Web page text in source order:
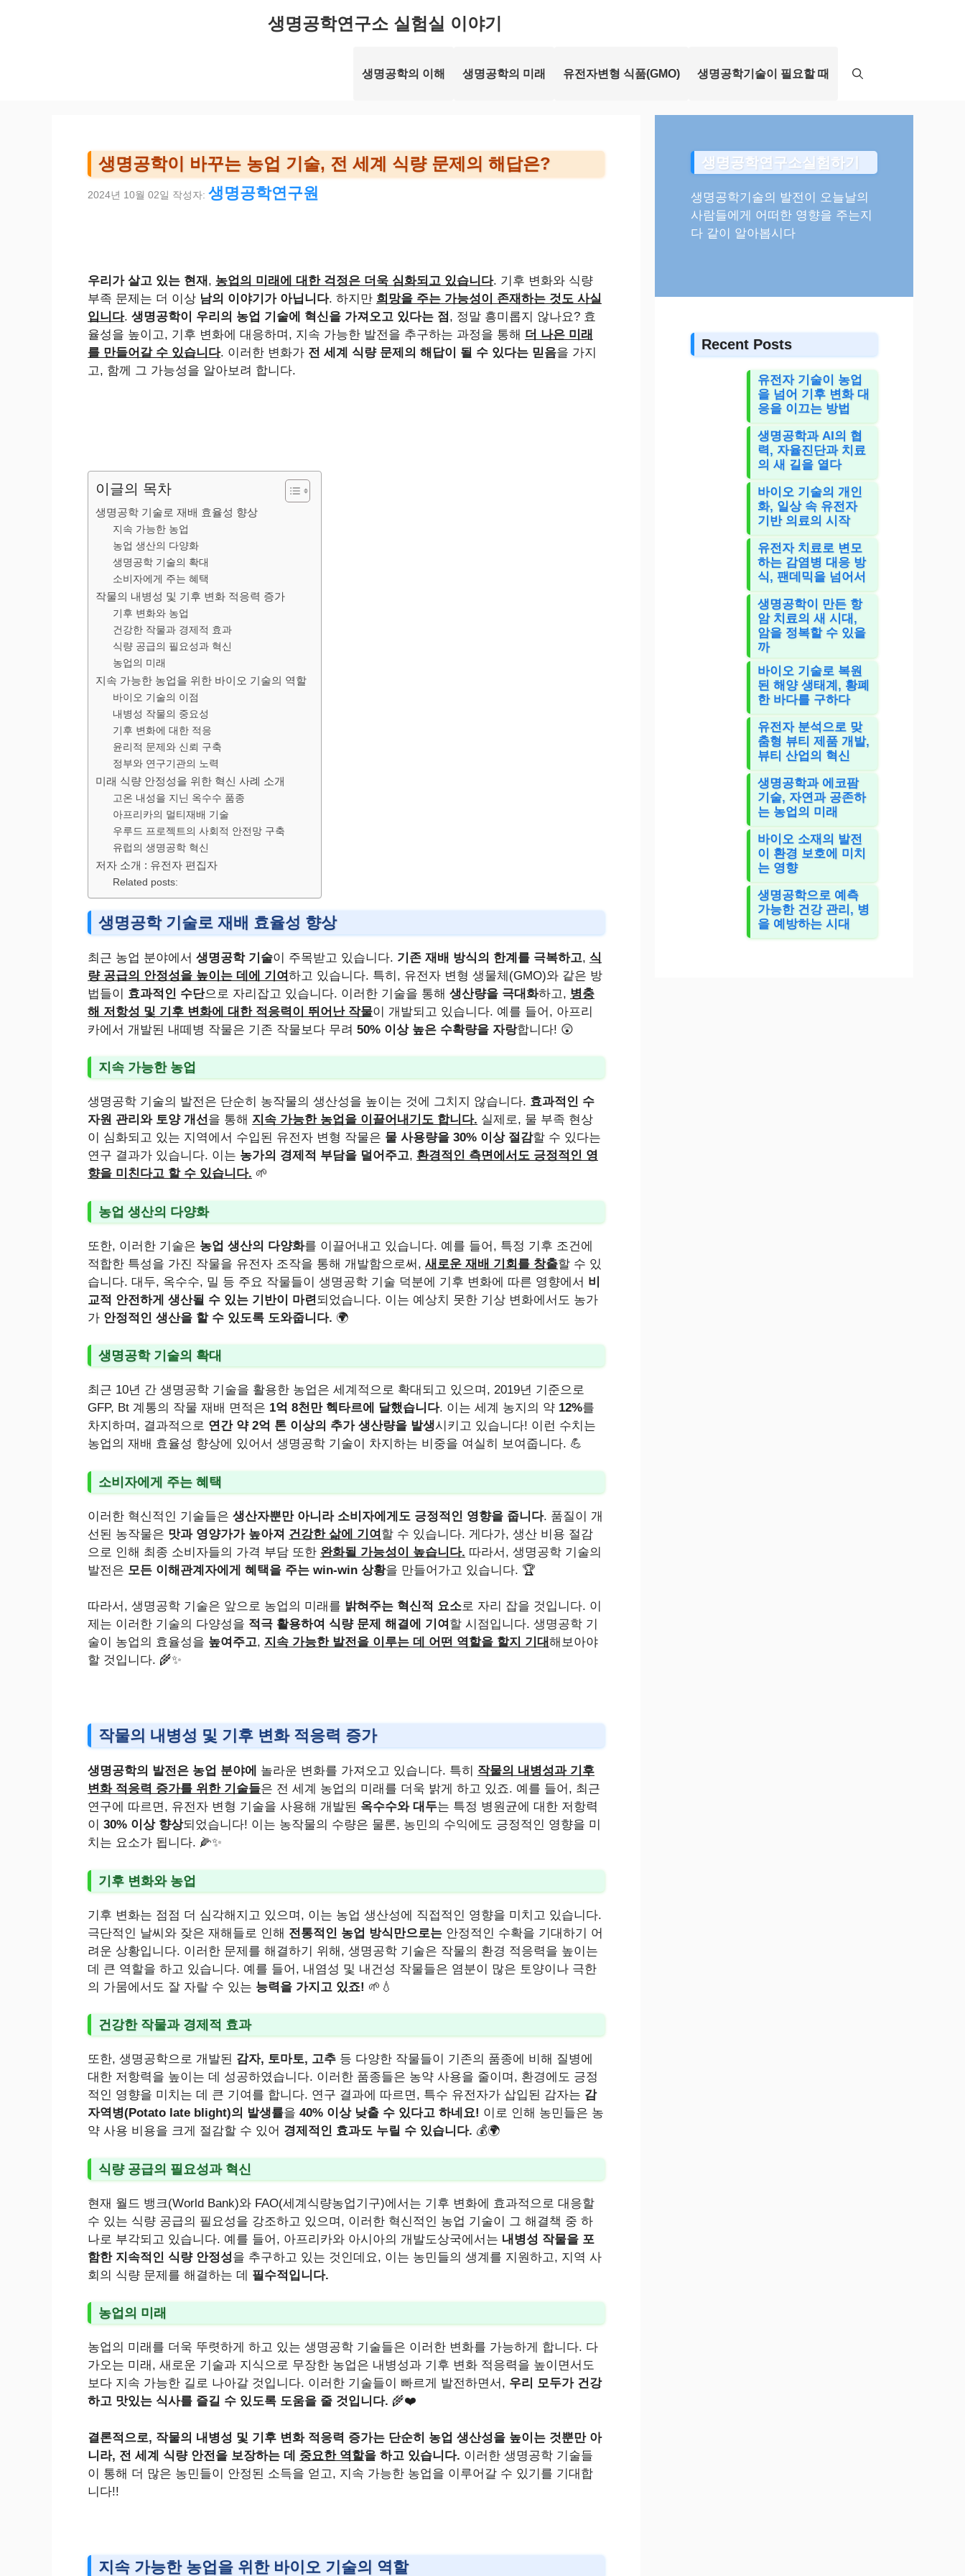
생명공학연구소 실험실 이야기
생명공학의 이해 생명공학의 미래 유전자변형 식품(GMO) 생명공학기술이 필요할 때
생명공학이 바꾸는 농업 기술, 전 세계 식량 문제의 해답은?
2024년 10월 02일 작성자: 생명공학연구원
우리가 살고 있는 현재 , 농업의 미래에 대한 걱정은 더욱 심화되고 있습니다. 기후 변화와 식량
부족 문제는 더 이상 남의 이야기가 아닙니다. 하지만 희망을 주는 가능성이 존재하는 것도 사실
입니다. 생명공학이 우리의 농업 기술에 혁신을 가져오고 있다는 점 , 정말 흥미롭지 않나요? 효
율성을 높이고, 기후 변화에 대응하며, 지속 가능한 발전을 추구하는 과정을 통해 더 나은 미래
를 만들어갈 수 있습니다. 이러한 변화가 전 세계 식량 문제의 해답이 될 수 있다는 믿음을 가지
고, 함께 그 가능성을 알아보려 합니다.
이글의 목차
생명공학 기술로 재배 효율성 향상
지속 가능한 농업
농업 생산의 다양화
생명공학 기술의 확대
소비자에게 주는 혜택
작물의 내병성 및 기후 변화 적응력 증가
기후 변화와 농업
건강한 작물과 경제적 효과
식량 공급의 필요성과 혁신
농업의 미래
지속 가능한 농업을 위한 바이오 기술의 역할
바이오 기술의 이점
내병성 작물의 중요성
기후 변화에 대한 적응
윤리적 문제와 신뢰 구축
정부와 연구기관의 노력
미래 식량 안정성을 위한 혁신 사례 소개
고온 내성을 지닌 옥수수 품종
아프리카의 멀티재배 기술
우루드 프로젝트의 사회적 안전망 구축
유럽의 생명공학 혁신
저자 소개 : 유전자 편집자
Related posts:
생명공학 기술로 재배 효율성 향상
최근 농업 분야에서 생명공학 기술이 주목받고 있습니다. 기존 재배 방식의 한계를 극복하고, 식
량 공급의 안정성을 높이는 데에 기여 하고 있습니다. 특히, 유전자 변형 생물체(GMO)와 같은 방
법들이 효과적인 수단으로 자리잡고 있습니다. 이러한 기술을 통해 생산량을 극대화하고, 병충
해 저항성 및 기후 변화에 대한 적응력이 뛰어난 작물이 개발되고 있습니다. 예를 들어, 아프리
카에서 개발된 내떼병 작물은 기존 작물보다 무려 50% 이상 높은 수확량을 자랑합니다! 😲
지속 가능한 농업
생명공학 기술의 발전은 단순히 농작물의 생산성을 높이는 것에 그치지 않습니다. 효과적인 수
자원 관리와 토양 개선을 통해 지속 가능한 농업을 이끌어내기도 합니다. 실제로, 물 부족 현상
이 심화되고 있는 지역에서 수입된 유전자 변형 작물은 물 사용량을 30% 이상 절감할 수 있다는
연구 결과가 있습니다. 이는 농가의 경제적 부담을 덜어주고, 환경적인 측면에서도 긍정적인 영
향을 미친다고 할 수 있습니다. 🌱
농업 생산의 다양화
또한, 이러한 기술은 농업 생산의 다양화를 이끌어내고 있습니다. 예를 들어, 특정 기후 조건에
적합한 특성을 가진 작물을 유전자 조작을 통해 개발함으로써, 새로운 재배 기회를 창출할 수 있
습니다. 대두, 옥수수, 밀 등 주요 작물들이 생명공학 기술 덕분에 기후 변화에 따른 영향에서 비
교적 안전하게 생산될 수 있는 기반이 마련 되었습니다. 이는 예상치 못한 기상 변화에서도 농가
가 안정적인 생산을 할 수 있도록 도와줍니다. 🌍
생명공학 기술의 확대
최근 10년 간 생명공학 기술을 활용한 농업은 세계적으로 확대되고 있으며, 2019년 기준으로
GFP, Bt 계통의 작물 재배 면적은 1억 8천만 헥타르에 달했습니다. 이는 세계 농지의 약 12%를
차지하며, 결과적으로 연간 약 2억 톤 이상의 추가 생산량을 발생시키고 있습니다! 이런 수치는
농업의 재배 효율성 향상에 있어서 생명공학 기술이 차지하는 비중을 여실히 보여줍니다. 💪
소비자에게 주는 혜택
이러한 혁신적인 기술들은 생산자뿐만 아니라 소비자에게도 긍정적인 영향을 줍니다. 품질이 개
선된 농작물은 맛과 영양가가 높아져 건강한 삶에 기여 할 수 있습니다. 게다가, 생산 비용 절감
으로 인해 최종 소비자들의 가격 부담 또한 완화될 가능성이 높습니다. 따라서, 생명공학 기술의
발전은 모든 이해관계자에게 혜택을 주는 win-win 상황을 만들어가고 있습니다. 🏆
따라서, 생명공학 기술은 앞으로 농업의 미래를 밝혀주는 혁신적 요소로 자리 잡을 것입니다. 이
제는 이러한 기술의 다양성을 적극 활용하여 식량 문제 해결에 기여 할 시점입니다. 생명공학 기
술이 농업의 효율성을 높여주고, 지속 가능한 발전을 이루는 데 어떤 역할을 할지 기대해보아야
할 것입니다. 🌾✨
작물의 내병성 및 기후 변화 적응력 증가
생명공학의 발전은 농업 분야에 놀라운 변화를 가져오고 있습니다. 특히 작물의 내병성과 기후
변화 적응력 증가를 위한 기술들은 전 세계 농업의 미래를 더욱 밝게 하고 있죠. 예를 들어, 최근
연구에 따르면, 유전자 변형 기술을 사용해 개발된 옥수수와 대두는 특정 병원균에 대한 저항력
이 30% 이상 향상되었습니다! 이는 농작물의 수량은 물론, 농민의 수익에도 긍정적인 영향을 미
치는 요소가 됩니다. 🌽✨
기후 변화와 농업
기후 변화는 점점 더 심각해지고 있으며, 이는 농업 생산성에 직접적인 영향을 미치고 있습니다.
극단적인 날씨와 잦은 재해들로 인해 전통적인 농업 방식만으로는 안정적인 수확을 기대하기 어
려운 상황입니다. 이러한 문제를 해결하기 위해, 생명공학 기술은 작물의 환경 적응력을 높이는
데 큰 역할을 하고 있습니다. 예를 들어, 내염성 및 내건성 작물들은 염분이 많은 토양이나 극한
의 가뭄에서도 잘 자랄 수 있는 능력을 가지고 있죠! 🌱💧
건강한 작물과 경제적 효과
또한, 생명공학으로 개발된 감자, 토마토, 고추 등 다양한 작물들이 기존의 품종에 비해 질병에
대한 저항력을 높이는 데 성공하였습니다. 이러한 품종들은 농약 사용을 줄이며, 환경에도 긍정
적인 영향을 미치는 데 큰 기여를 합니다. 연구 결과에 따르면, 특수 유전자가 삽입된 감자는 감
자역병(Potato late blight)의 발생률을 40% 이상 낮출 수 있다고 하네요! 이로 인해 농민들은 농
약 사용 비용을 크게 절감할 수 있어 경제적인 효과도 누릴 수 있습니다. 💰🌍
식량 공급의 필요성과 혁신
현재 월드 뱅크(World Bank)와 FAO(세계식량농업기구)에서는 기후 변화에 효과적으로 대응할
수 있는 식량 공급의 필요성을 강조하고 있으며, 이러한 혁신적인 농업 기술이 그 해결책 중 하
나로 부각되고 있습니다. 예를 들어, 아프리카와 아시아의 개발도상국에서는 내병성 작물을 포
함한 지속적인 식량 안정성을 추구하고 있는 것인데요, 이는 농민들의 생계를 지원하고, 지역 사
회의 식량 문제를 해결하는 데 필수적입니다.
농업의 미래
농업의 미래를 더욱 뚜렷하게 하고 있는 생명공학 기술들은 이러한 변화를 가능하게 합니다. 다
가오는 미래, 새로운 기술과 지식으로 무장한 농업은 내병성과 기후 변화 적응력을 높이면서도
보다 지속 가능한 길로 나아갈 것입니다. 이러한 기술들이 빠르게 발전하면서, 우리 모두가 건강
하고 맛있는 식사를 즐길 수 있도록 도움을 줄 것입니다. 🌾❤️
결론적으로, 작물의 내병성 및 기후 변화 적응력 증가는 단순히 농업 생산성을 높이는 것뿐만 아
니라, 전 세계 식량 안전을 보장하는 데 중요한 역할을 하고 있습니다. 이러한 생명공학 기술들
이 통해 더 많은 농민들이 안정된 소득을 얻고, 지속 가능한 농업을 이루어갈 수 있기를 기대합
니다!!
지속 가능한 농업을 위한 바이오 기술의 역할
생명공학연구소실험하기
생명공학기술의 발전이 오늘날의
사람들에게 어떠한 영향을 주는지
다 같이 알아봅시다
Recent Posts
유전자 기술이 농업
을 넘어 기후 변화 대
응을 이끄는 방법
생명공학과 AI의 협
력, 자율진단과 치료
의 새 길을 열다
바이오 기술의 개인
화, 일상 속 유전자
기반 의료의 시작
유전자 치료로 변모
하는 감염병 대응 방
식, 팬데믹을 넘어서
생명공학이 만든 항
암 치료의 새 시대,
암을 정복할 수 있을
까
바이오 기술로 복원
된 해양 생태계, 황폐
한 바다를 구하다
유전자 분석으로 맞
춤형 뷰티 제품 개발,
뷰티 산업의 혁신
생명공학과 에코팜
기술, 자연과 공존하
는 농업의 미래
바이오 소재의 발전
이 환경 보호에 미치
는 영향
생명공학으로 예측
가능한 건강 관리, 병
을 예방하는 시대